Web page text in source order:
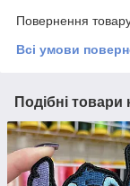
Повернення
Всі умови
Подібні товари